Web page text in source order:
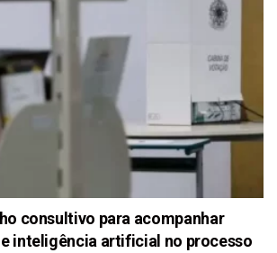
consultivo para acompanhar
inteligência artificial no processo